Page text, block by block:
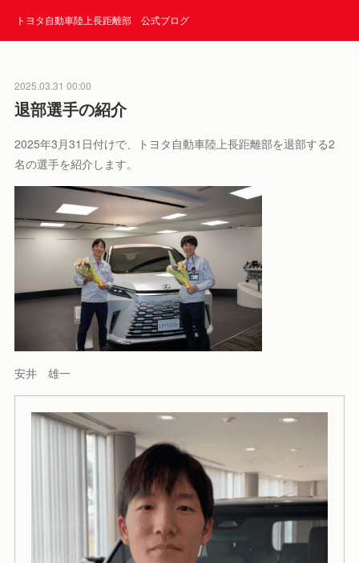
トヨタ自動車陸上長距離部 公式ブログ
2025.03.31 00:00
退部選手の紹介
2025年3月31日付けで、トヨタ自動車陸上長距離部を退部する2
名の選手を紹介します。
安井 雄一